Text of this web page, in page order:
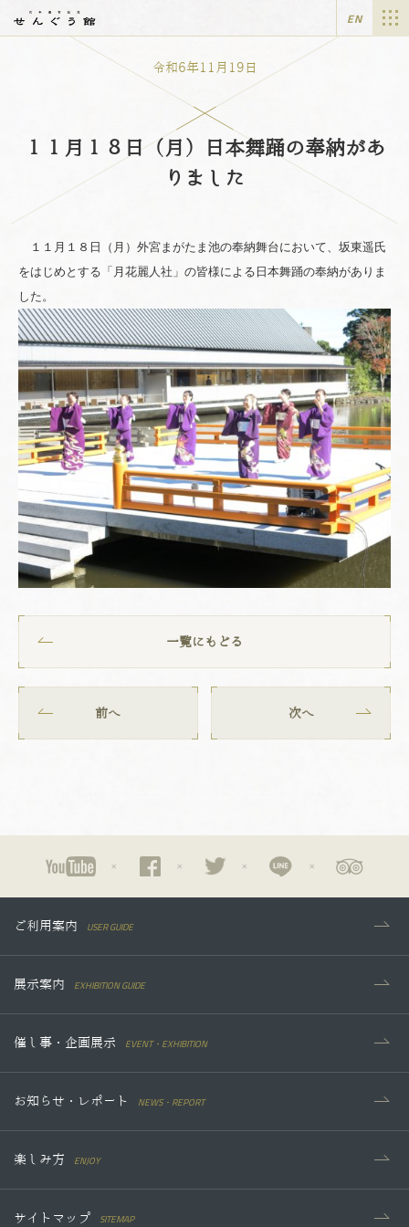
EN
令和6年11月19日
１１月１８日（月）日本舞踊の奉納があ
りました
１１月１８日（月）外宮まがたま池の奉納舞台において、坂東遥氏
をはじめとする「月花麗人社」の皆様による日本舞踊の奉納がありま
した。
一覧にもどる
前へ 次へ
ご利用案内 USER GUIDE
展示案内 EXHIBITION GUIDE
催し事・企画展示 EVENT・EXHIBITION
お知らせ・レポート NEWS・REPORT
楽しみ方 ENJOY
サイトマップ SITEMAP